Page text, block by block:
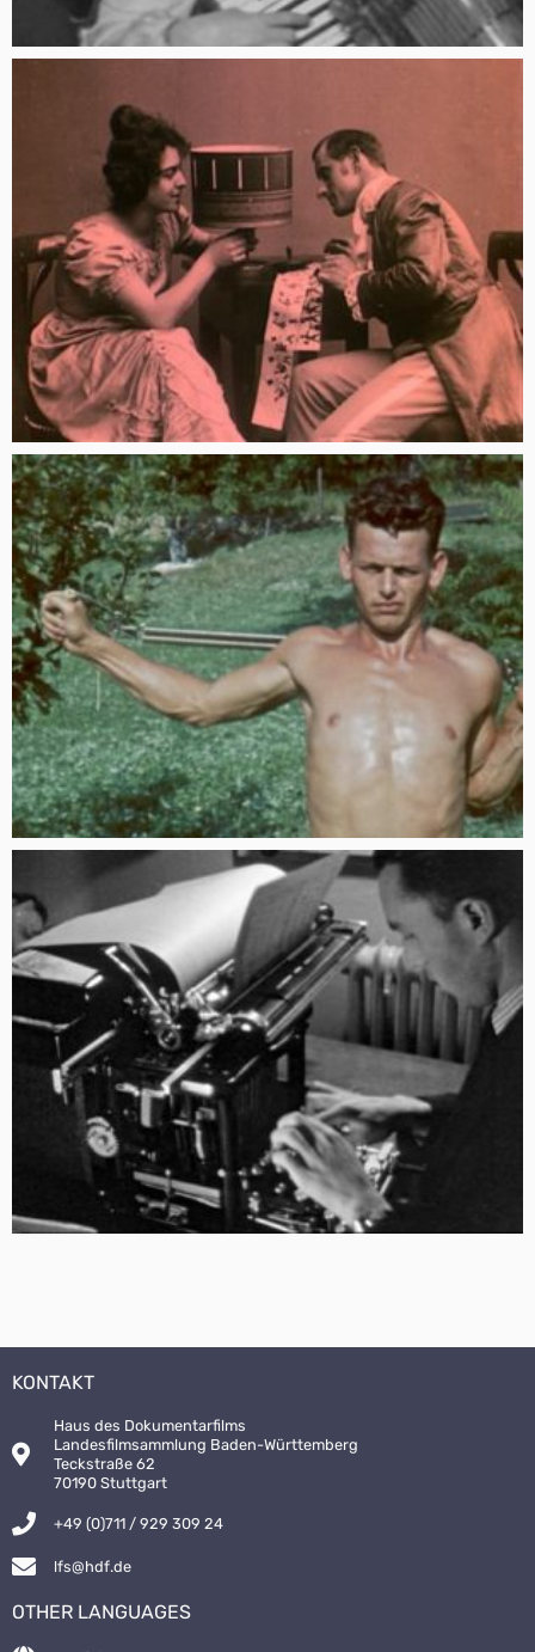
KONTAKT
Haus des Dokumentarfilms
Landesfilmsammlung Baden-Württemberg
Teckstraße 62
70190 Stuttgart
+49 (0)711 / 929 309 24
lfs@hdf.de
OTHER LANGUAGES